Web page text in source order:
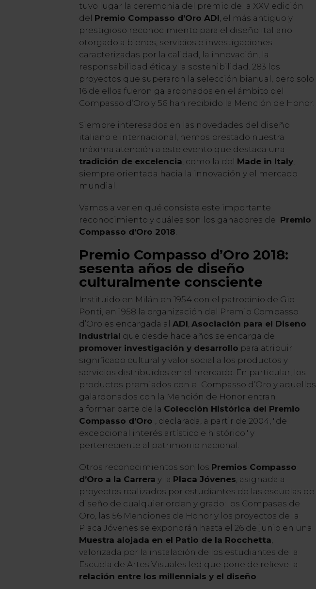
tuvo lugar la ceremonia del premio de la XXV edición
del Premio Compasso d’Oro ADI , el más antiguo y
prestigioso reconocimiento para el diseño italiano
otorgado a bienes, servicios e investigaciones
caracterizadas por la calidad, la innovación, la
responsabilidad ética y la sostenibilidad. 283 los
proyectos que superaron la selección bianual, pero solo
16 de ellos fueron galardonados en el ámbito del
Compasso d’Oro y 56 han recibido la Mención de Honor.
Siempre interesados en las novedades del diseño
italiano e internacional, hemos prestado nuestra
máxima atención a este evento que destaca una
tradición de excelencia , como la del Made in Italy,
siempre orientada hacia la innovación y el mercado
mundial.
Vamos a ver en qué consiste este importante
reconocimiento y cuáles son los ganadores del Premio
Compasso d’Oro 2018
Premio Compasso d’Oro 2018:
sesenta años de diseño
culturalmente consciente
Instituido en Milán en 1954 con el patrocinio de Gio
Ponti, en 1958 la organización del Premio Compasso
d’Oro es encargada al ADI Asociación para el Diseño
Industrial que desde hace años se encarga de
promover investigación y desarrollo para atribuir
significado cultural y valor social a los productos y
servicios distribuidos en el mercado. En particular, los
productos premiados con el Compasso d’Oro y aquellos
galardonados con la Mención de Honor entran
a formar parte de la Colección Histórica del Premio
Compasso d’Oro
, declarada, a partir de 2004, "de
excepcional interés artístico e histórico" y
perteneciente al patrimonio nacional.
Otros reconocimientos son los Premios Compasso
d’Oro a la Carrera y la Placa Jóvenes , asignada a
proyectos realizados por estudiantes de las escuelas de
diseño de cualquier orden y grado: los Compases de
Oro, las 56 Menciones de Honor y los proyectos de la
Placa Jóvenes se expondrán hasta el 26 de junio en una
Muestra alojada en el Patio de la Rocchetta
valorizada por la instalación de los estudiantes de la
Escuela de Artes Visuales Ied que pone de relieve la
relación entre los millennials y el diseño